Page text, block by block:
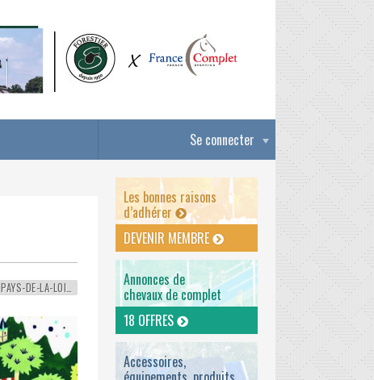
Se connecter
PAYS-DE-LA-LOIRE
Les bonnes raisons
d’adhérer
DEVENIR MEMBRE
Annonces de
chevaux de complet
18 OFFRES
Accessoires,